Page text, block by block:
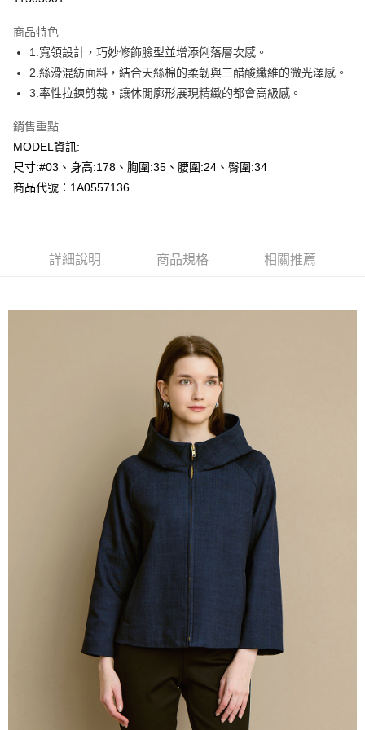
Apple Pay
悠遊付
全盈+PAY
AFTEE先享後付
相關說明
１．簡單：不需註冊會員、不需綁卡、不需儲值。
２．便利：只要手機號碼，簡訊認證，即可結帳。
【「AFTEE先享後付」結帳流程】
結帳頁面，進行簡訊認證並確認金額後，即可完成結帳。
２．訂單成立數日內，您將收到繳費通知簡訊。
３．收到繳費通知簡訊後14天內，點擊此簡訊中的連結，可透過四大超商／
ATM／網路銀行／等多元方式進行付款，方視為交易完成。
※ 請注意：結帳手續完成當下不需立刻繳費，但若您需要取消訂單，請聯絡
購買商品的店家。未經商家同意取消之訂單仍視為有效，需透過AFTEE先享
※ 交易是否成功請以「AFTEE先享後付 」之結帳頁面顯示為準，若有關於
是否繳費成功／繳費後需取消欲退款等相關疑問，請聯繫「AFTEE先享後付
https://netprotections.freshdesk.com/support/home
１．透過由恩沛科技股份有限公司提供之「AFTEE先享後付」服務完成之交
易，需依本服務之必要範圍內提供個人資料，並將交易相關給付款項請求債
權轉讓予恩沛科技股份有限公司。
２．關於個人資料處理事宜，請瀏覽以下網址：
https://aftee.tw/terms/#terms3
３．未成年的使用者請事先徵得法定代理人或監護人之同意方可使用
「AFTEE先享後付」，若未經同意申辦者引起之損失，本公司不負相關責
４．使用「AFTEE先享後付」時，將依據個別帳號之用戶狀況，依本公司即
時審查核予不同之上限額度；若仍有額度不足之情形，本公司將視審查結果
請求用戶進行身份認證。
５．嚴禁一人註冊多個帳號或使用他人資訊註冊。若發現惡意使用之情形，
恩沛科技股份有限公司將有權停止該用戶之使用額度並採取法律行動。
全家--滿2000元免運
付款後全家取貨---滿2000元免運
每筆NT$60，滿NT$2,000(含以上)免運費
付款後7-11取貨---滿2000元免運
每筆NT$60，滿NT$2,000(含以上)免運費
每筆NT$120，滿NT$2,000(含以上)免運費
商品特色
1.寬領設計，巧妙修飾臉型並增添俐落層次感。
2.絲滑混紡面料，結合天絲棉的柔韌與三醋酸纖維的微光澤感。
3.率性拉鍊剪裁，讓休閒廓形展現精緻的都會高級感。
銷售重點
MODEL資訊:
尺寸:#03、身高:178、胸圍:35、腰圍:24、臀圍:34
商品代號：1A0557136
詳細說明 商品規格 相關推薦